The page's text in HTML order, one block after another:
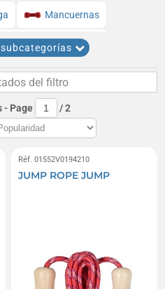
Mancuernas
fitness y musculación
de masa corporal
de musculación
del filtro
- Page /2
Réf. 01552V0194210
JUMP ROPE JUMP